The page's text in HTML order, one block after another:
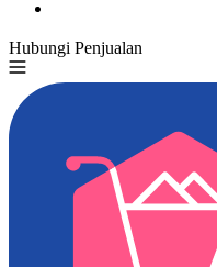
Hubungi Penjualan